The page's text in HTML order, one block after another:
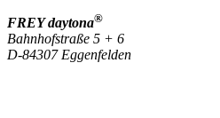
FREY daytona®
Bahnhofstraße 5 + 6
D-84307 Eggenfelden